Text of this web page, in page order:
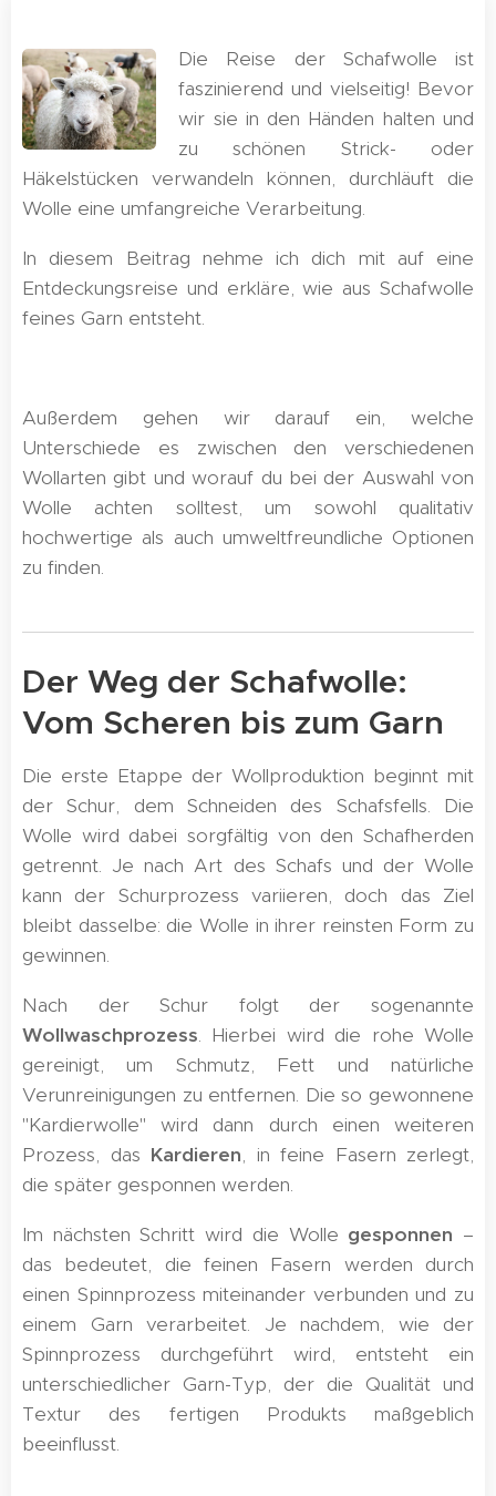
Die Reise der Schafwolle ist
faszinierend und vielseitig! Bevor
wir sie in den Händen halten und
zu schönen Strick- oder
Häkelstücken verwandeln können, durchläuft die
Wolle eine umfangreiche Verarbeitung.
In diesem Beitrag nehme ich dich mit auf eine
Entdeckungsreise und erkläre, wie aus Schafwolle
feines Garn entsteht.
Außerdem gehen wir darauf ein, welche
Unterschiede es zwischen den verschiedenen
Wollarten gibt und worauf du bei der Auswahl von
Wolle achten solltest, um sowohl qualitativ
hochwertige als auch umweltfreundliche Optionen
zu finden.
Der Weg der Schafwolle:
Vom Scheren bis zum Garn
Die erste Etappe der Wollproduktion beginnt mit
der Schur, dem Schneiden des Schafsfells. Die
Wolle wird dabei sorgfältig von den Schafherden
getrennt. Je nach Art des Schafs und der Wolle
kann der Schurprozess variieren, doch das Ziel
bleibt dasselbe: die Wolle in ihrer reinsten Form zu
gewinnen.
Nach der Schur folgt der sogenannte
Wollwaschprozess. Hierbei wird die rohe Wolle
gereinigt, um Schmutz, Fett und natürliche
Verunreinigungen zu entfernen. Die so gewonnene
"Kardierwolle" wird dann durch einen weiteren
Prozess, das Kardieren, in feine Fasern zerlegt,
die später gesponnen werden.
Im nächsten Schritt wird die Wolle gesponnen –
das bedeutet, die feinen Fasern werden durch
einen Spinnprozess miteinander verbunden und zu
einem Garn verarbeitet. Je nachdem, wie der
Spinnprozess durchgeführt wird, entsteht ein
unterschiedlicher Garn-Typ, der die Qualität und
Textur des fertigen Produkts maßgeblich
beeinflusst.